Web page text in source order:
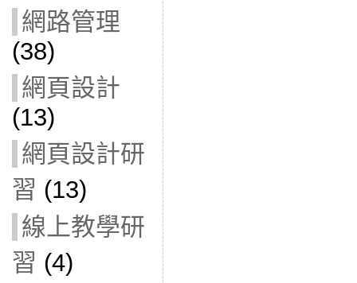
網路管理
(38)
網頁設計
(13)
網頁設計研
習 (13)
線上教學研
習 (4)